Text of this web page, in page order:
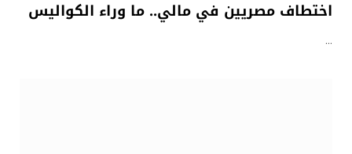
اختطاف مصريين في مالي.. ما وراء الكواليس
…